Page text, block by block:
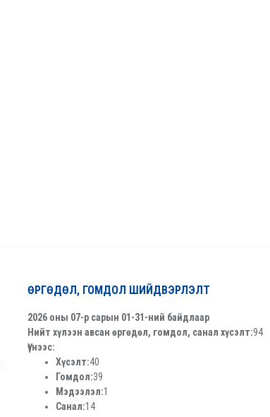
ӨРГӨДӨЛ, ГОМДОЛ ШИЙДВЭРЛЭЛТ
2026 оны 07-р сарын 01-31-ний байдлаар
Нийт хүлээн авсан өргөдөл, гомдол, санал хүсэлт:94
Үүнээс:
Хүсэлт:40
Гомдол:39
Мэдээлэл:1
Санал:14